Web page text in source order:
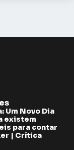
Um Novo Dia
existem
para contar
| Crítica